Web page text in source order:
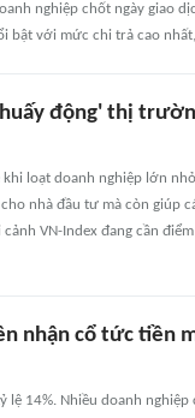
nghiệp chốt ngày giao
bật với mức chi trả cao
động' thị
loạt doanh nghiệp lớn
nhà đầu tư mà còn giúp
VN-Index đang cần
nhận cổ tức tiền
14%. Nhiều doanh